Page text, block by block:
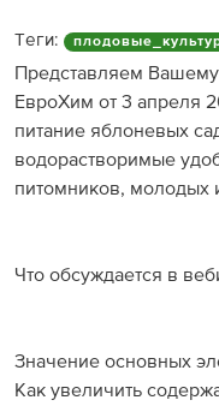
Теги:
Представляем
ЕвроХим от 3 апреля
питание яблоневых
водорастворимые
питомников, молодых
Что обсуждается в
Значение основных
Как увеличить